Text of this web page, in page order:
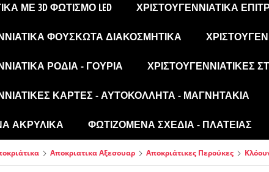
ΜΕ 3D ΦΩΤΙΣΜΌ LED ΧΡΙΣΤΟΥΓΕΝΝΙΆΤΙΚΑ
ΦΟΥΣΚΩΤΆ ΔΙΑΚΟΣΜΗΤΙΚΆ
ΡΌΔΙΑ - ΓΟΎΡΙΑ ΧΡΙΣΤΟΥΓΕΝΝΙΆΤΙΚΕΣ
ΚΆΡΤΕΣ - ΑΥΤΟΚΌΛΛΗΤΑ - ΜΑΓΝΗΤΆΚΙΑ
ΑΚΡΥΛΙΚΆ ΦΩΤΙΖΌΜΕΝΑ ΣΧΈΔΙΑ - ΠΛΑΤΕΊΑΣ
Αποκριατικα Αξεσουαρ Αποκριάτικες Περούκες